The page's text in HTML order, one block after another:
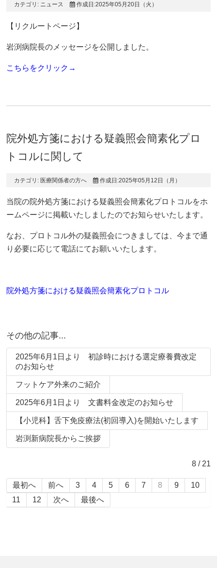
カテゴリ: ニュース 作成日:2025年05月20日（火）
【リクルートページ】
岩渕病院長のメッセージを公開しました。
こちらをクリック→
院外処方箋における疑義照会簡素化プロ
トコルに関して
カテゴリ:医療関係者の方へ 作成日:2025年05月12日（月）
当院の院外処方箋における疑義照会簡素化プロトコルをホ
ームページに掲載いたしましたのでお知らせいたします。
なお、プロトコル外の疑義照会につきましては、今まで通
り必要に応じて電話にてお願いいたします。
院外処方箋における疑義照会簡素化プロトコル
その他の記事...
2025年6月1日より 初診時における選定療養費改定
のお知らせ
フットケア外来のご紹介
2025年6月1日より 文書料金改定のお知らせ
【小児科】舌下免疫療法(初回導入)を開始いたします
岩渕新病院長からご挨拶
8 / 21
最初へ 前へ 3 4 5 6 7 8 9
10
11
12 次へ 最後へ